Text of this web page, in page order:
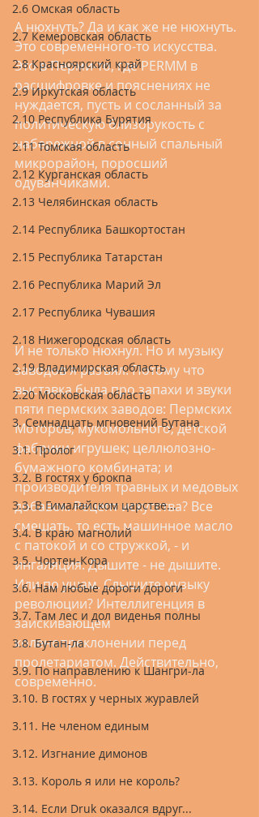
2.6 Омская область
2.7 Кемеровская область
2.8 Красноярский край
2.9 Иркутская область
2.10 Республика Бурятия
2.11 Томская область
2.12 Курганская область
2.13 Челябинская область
2.14 Республика Башкортостан
2.15 Республика Татарстан
2.16 Республика Марий Эл
2.17 Республика Чувашия
2.18 Нижегородская область
2.19 Владимирская область
2.20 Московская область
3. Семнадцать мгновений Бутана
3.1. Пролог
3.2. В гостях у брокпа
3.3. В Гималайском царстве...
3.4. В краю магнолий
3.5. Чортен-Кора
3.6. Нам любые дороги дороги
3.7. Там лес и дол виденья полны
3.8. Бутан-ла
3.9. По направлению к Шангри-ла
3.10. В гостях у черных журавлей
3.11. Не членом единым
3.12. Изгнание димонов
3.13. Король я или не король?
3.14. Если Druk оказался вдруг...
А нюхнуть? Да и как же не нюхнуть.
Это современного-то искусства.
Это в Перми-то, где PERMM в
расшифровке и пояснениях не
нуждается, пусть и сосланный за
политическую близорукость с
набережной в сонный спальный
микрорайон, поросший
одуванчиками.
И не только нюхнул. Но и музыку
заводов я разъял. Потому что
выставка была про запахи и звуки
пяти пермских заводов: Пермских
Моторов; мукомольного; детской
фабрики игрушек; целлюлозно-
бумажного комбината; и
производителя травных и медовых
добавок. Рецепт искусства? Все
смешать, то есть машинное масло
с патокой и со стружкой, - и
ингаляция. Дышите - не дышите.
Или по ушам. Слышите музыку
революции? Интеллигенция в
заискивающем
коленопреклонении перед
пролетариатом. Действительно,
современно.